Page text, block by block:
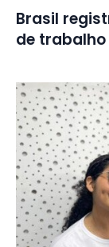
Brasil
de trabalho